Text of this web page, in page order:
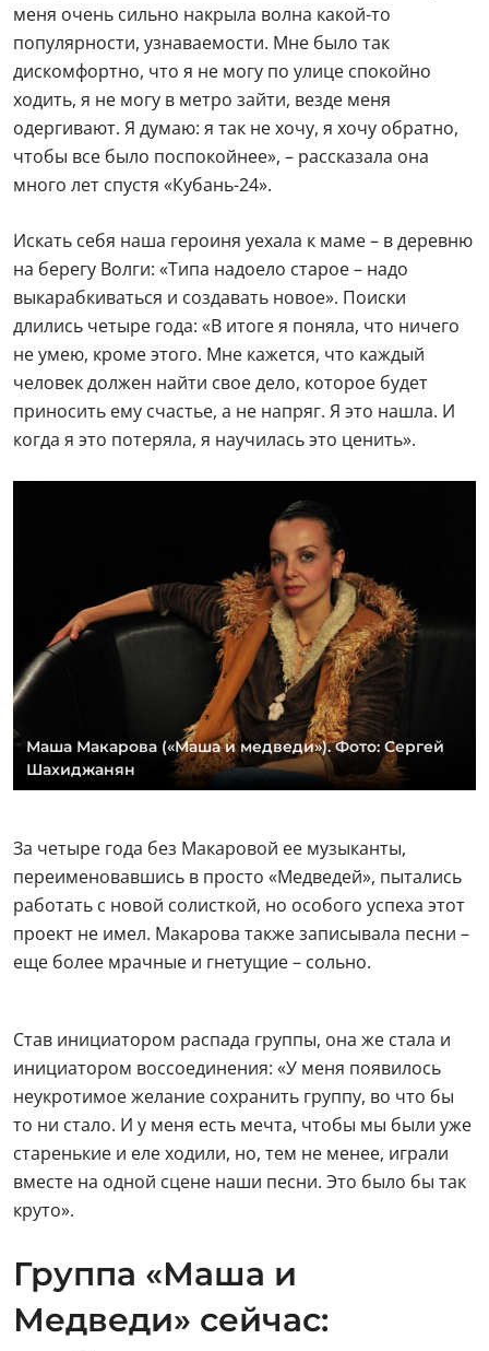
меня очень сильно накрыла волна какой-то
популярности, узнаваемости. Мне было так
дискомфортно, что я не могу по улице спокойно
ходить, я не могу в метро зайти, везде меня
одергивают. Я думаю: я так не хочу, я хочу обратно,
чтобы все было поспокойнее», – рассказала она
много лет спустя «Кубань-24».
Искать себя наша героиня уехала к маме – в деревню
на берегу Волги: «Типа надоело старое – надо
выкарабкиваться и создавать новое». Поиски
длились четыре года: «В итоге я поняла, что ничего
не умею, кроме этого. Мне кажется, что каждый
человек должен найти свое дело, которое будет
приносить ему счастье, а не напряг. Я это нашла. И
когда я это потеряла, я научилась это ценить».
Маша Макарова («Маша и медведи»). Фото: Сергей
Шахиджанян
За четыре года без Макаровой ее музыканты,
переименовавшись в просто «Медведей», пытались
работать с новой солисткой, но особого успеха этот
проект не имел. Макарова также записывала песни –
еще более мрачные и гнетущие – сольно.
Став инициатором распада группы, она же стала и
инициатором воссоединения: «У меня появилось
неукротимое желание сохранить группу, во что бы
то ни стало. И у меня есть мечта, чтобы мы были уже
старенькие и еле ходили, но, тем не менее, играли
вместе на одной сцене наши песни. Это было бы так
круто».
Группа «Маша и
Медведи» сейчас: